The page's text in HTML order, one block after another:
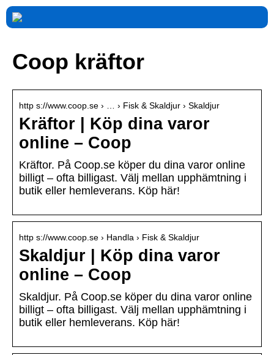
Coop kräftor
http s://www.coop.se › … › Fisk & Skaldjur › Skaldjur
Kräftor | Köp dina varor
online – Coop
Kräftor. På Coop.se köper du dina varor online
billigt – ofta billigast. Välj mellan upphämtning i
butik eller hemleverans. Köp här!
http s://www.coop.se › Handla › Fisk & Skaldjur
Skaldjur | Köp dina varor
online – Coop
Skaldjur. På Coop.se köper du dina varor online
billigt – ofta billigast. Välj mellan upphämtning i
butik eller hemleverans. Köp här!